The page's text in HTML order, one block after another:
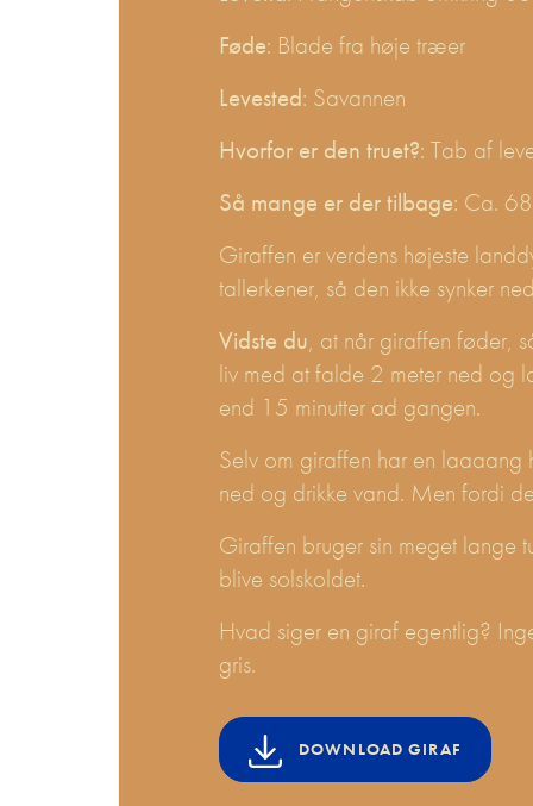
Føde: Blade fra høje træer
Levested: Savannen
Hvorfor er den truet?: Tab af
Så mange er der tilbage: Ca.
Giraffen er verdens højeste
tallerkener, så den ikke synker
Vidste du, at når giraffen føder,
liv med at falde 2 meter ned og
end 15 minutter ad gangen.
Selv om giraffen har en laaaang
ned og drikke vand. Men fordi
Giraffen bruger sin meget lange
blive solskoldet.
Hvad siger en giraf egentlig?
gris.
DOWNLOAD GIRAF